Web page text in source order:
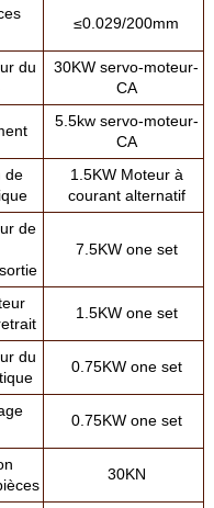
≤0.029/200mm
du
30KW servo-moteur-
CA
5.5kw servo-moteur-
CA
de
1.5KW Moteur à
courant alternatif
de
7.5KW one set
1.5KW one set
du
0.75KW one set
0.75KW one set
30KN